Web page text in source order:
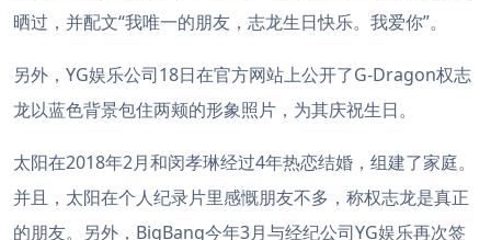
晒过，并配文“我唯一的朋友，志龙生日快乐。我爱你”。
另外，YG娱乐公司18日在官方网站上公开了G-Dragon权志
龙以蓝色背景包住两颊的形象照片，为其庆祝生日。
太阳在2018年2月和闵孝琳经过4年热恋结婚，组建了家庭。
并且，太阳在个人纪录片里感慨朋友不多，称权志龙是真正
的朋友。另外，BigBang今年3月与经纪公司YG娱乐再次签